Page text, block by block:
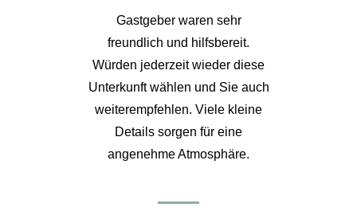
Gastgeber waren sehr
freundlich und hilfsbereit.
Würden jederzeit wieder diese
Unterkunft wählen und Sie auch
weiterempfehlen. Viele kleine
Details sorgen für eine
angenehme Atmosphäre.